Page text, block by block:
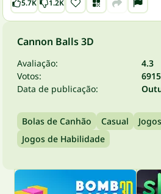
5.7K 1.2K
Cannon Balls 3D
Avaliação:
4.3
Votos:
6915
Data de publicação:
Bolas de Canhão Casual
Jogos de Habilidade